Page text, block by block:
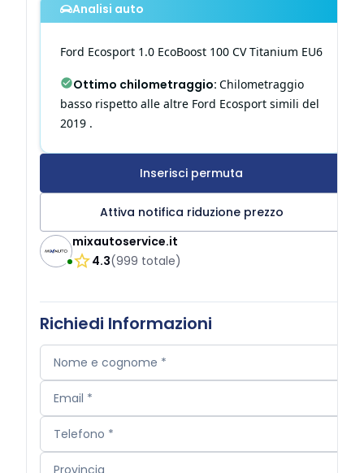
Analisi auto
Ford Ecosport 1.0 EcoBoost 100 CV Titanium EU6
Ottimo chilometraggio: Chilometraggio
basso rispetto alle altre Ford Ecosport simili del
2019 .
Inserisci permuta
Attiva notifica riduzione prezzo
mixautoservice.it
4.3(999 totale)
Richiedi Informazioni